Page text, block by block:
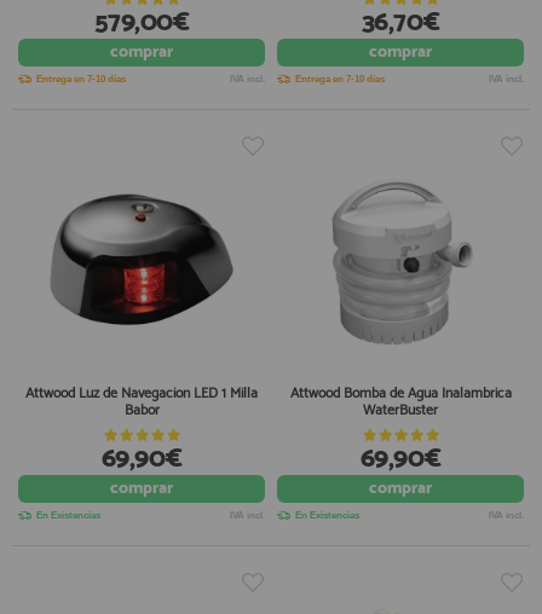
579,00€
comprar
Entrega en 7-10 días IVA incl.
36,70€
comprar
Entrega en 7-10 días IVA incl.
Attwood Luz de Navegacion LED 1 Milla
Babor
69,90€
comprar
En Existencias IVA incl.
Attwood Bomba de Agua Inalambrica
WaterBuster
69,90€
comprar
En Existencias IVA incl.